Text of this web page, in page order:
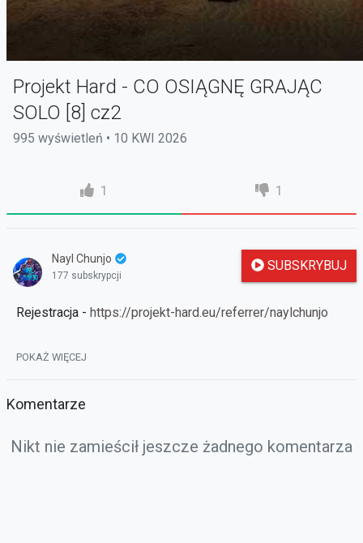
Projekt Hard - CO OSIĄGNĘ GRAJĄC
SOLO [8] cz2
995 wyświetleń • 10 KWI 2026
1 1
Nayl Chunjo
177 subskrypcji
SUBSKRYBUJ
Rejestracja - https://projekt-hard.eu/referrer/naylchunjo
POKAŻ WIĘCEJ
Komentarze
Nikt nie zamieścił jeszcze żadnego komentarza